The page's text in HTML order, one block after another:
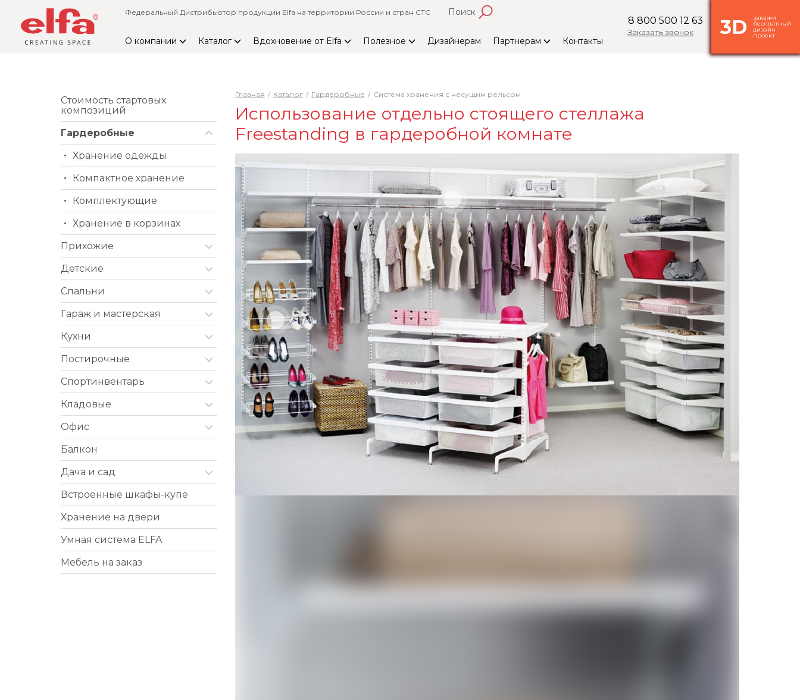
Федеральный Дистрибьютор продукции Elfa на территории России и стран СТС Поиск
3D закажи
бесплатный
дизайн
проект
8 800 500 12 63
Заказать звонок
О компании Каталог Вдохновение от Elfa Полезное Дизайнерам Партнерам Контакты
Стоимость стартовых
композиций
Гардеробные
Хранение одежды
Компактное хранение
Комплектующие
Хранение в корзинах
Прихожие
Детские
Спальни
Гараж и мастерская
Кухни
Постирочные
Cпортинвентарь
Кладовые
Офис
Балкон
Дача и сад
Встроенные шкафы-купе
Хранение на двери
Умная система ELFA
Мебель на заказ
Главная Каталог Гардеробные Система хранения с несущим рельсом
Использование отдельно стоящего стеллажа
Freestanding в гардеробной комнате